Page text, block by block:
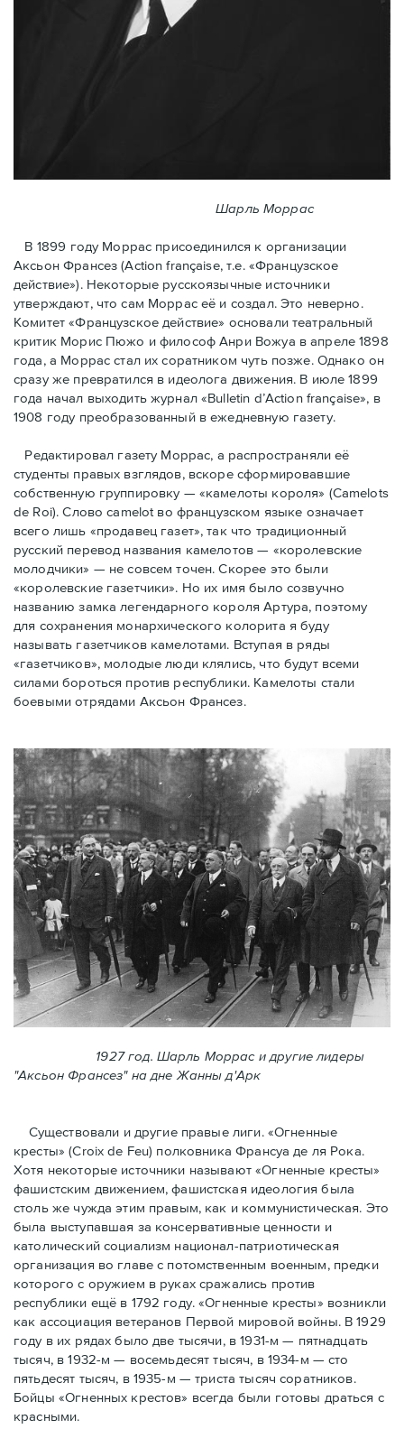
Шарль Моррас
В 1899 году Моррас присоединился к организации
Аксьон Франсез (Action française, т.е. «Французское
действие»). Некоторые русскоязычные источники
утверждают, что сам Моррас её и создал. Это неверно.
Комитет «Французское действие» основали театральный
критик Морис Пюжо и философ Анри Вожуа в апреле 1898
года, а Моррас стал их соратником чуть позже. Однако он
сразу же превратился в идеолога движения. В июле 1899
года начал выходить журнал «Bulletin d’Action française», в
1908 году преобразованный в ежедневную газету.
Редактировал газету Моррас, а распространяли её
студенты правых взглядов, вскоре сформировавшие
собственную группировку — «камелоты короля» (Camelots
de Roi). Слово camelot во французском языке означает
всего лишь «продавец газет», так что традиционный
русский перевод названия камелотов — «королевские
молодчики» — не совсем точен. Скорее это были
«королевские газетчики». Но их имя было созвучно
названию замка легендарного короля Артура, поэтому
для сохранения монархического колорита я буду
называть газетчиков камелотами. Вступая в ряды
«газетчиков», молодые люди клялись, что будут всеми
силами бороться против республики. Камелоты стали
боевыми отрядами Аксьон Франсез.
1927 год. Шарль Моррас и другие лидеры
"Аксьон Франсез" на дне Жанны д'Арк
Существовали и другие правые лиги. «Огненные
кресты» (Croix de Feu) полковника Франсуа де ля Рока.
Хотя некоторые источники называют «Огненные крeсты»
фашистским движением, фашистская идеология была
столь же чужда этим правым, как и коммунистическая. Это
была выступавшая за консервативные ценности и
католический социализм национал-патриотическая
организация во главе с потомственным военным, предки
которого с оружием в руках сражались против
республики ещё в 1792 году. «Огненные кресты» возникли
как ассоциация ветеранов Первой мировой войны. В 1929
году в их рядах было две тысячи, в 1931-м — пятнадцать
тысяч, в 1932-м — восемьдесят тысяч, в 1934-м — сто
пятьдесят тысяч, в 1935-м — триста тысяч соратников.
Бойцы «Огненных крестов» всегда были готовы драться с
красными.